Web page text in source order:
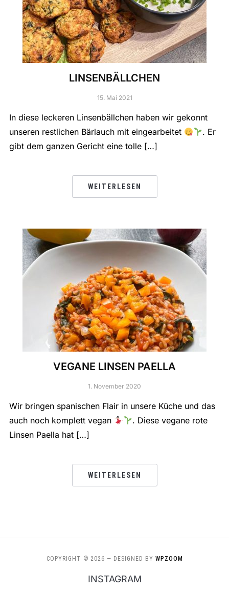
LINSENBÄLLCHEN
15. Mai 2021
In diese leckeren Linsenbällchen haben wir gekonnt
unseren restlichen Bärlauch mit eingearbeitet
. Er
gibt dem ganzen Gericht eine tolle […]
WEITERLESEN
VEGANE LINSEN PAELLA
1. November 2020
Wir bringen spanischen Flair in unsere Küche und das
auch noch komplett vegan
. Diese vegane rote
Linsen Paella hat […]
WEITERLESEN
COPYRIGHT © 2026 — DESIGNED BY WPZOOM
INSTAGRAM